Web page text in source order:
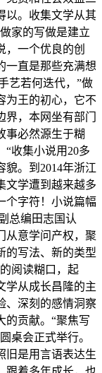
以。收集文学从其
家的写做是建立
，一个优良的创
一直是那些充满想
艺若何迭代，”做
为王的初心，它不
，本网坐有部门
事必然源生于糊
“收集小说用20多
貌。到2014年浙江
学遭到越来越多
个字符！小说篇幅
总编田志国认
从意学问产权，聚
的写法、新的类型
阅读糊口，起
学从成长昌隆的主
、深刻的感情洞察
的贡献。“聚焦写
桌会正式举行。
旧是用言语表达生